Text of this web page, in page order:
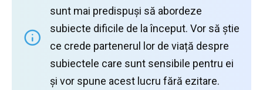
sunt mai predispuși să abordeze
subiecte dificile de la început. Vor să știe
ce crede partenerul lor de viață despre
subiectele care sunt sensibile pentru ei
și vor spune acest lucru fără ezitare.